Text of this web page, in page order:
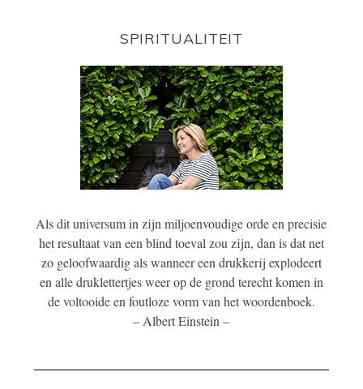
SPIRITUALITEIT
Als dit universum in zijn miljoenvoudige orde en precisie
het resultaat van een blind toeval zou zijn, dan is dat net
zo geloofwaardig als wanneer een drukkerij explodeert
en alle druklettertjes weer op de grond terecht komen in
de voltooide en foutloze vorm van het woordenboek.
– Albert Einstein –